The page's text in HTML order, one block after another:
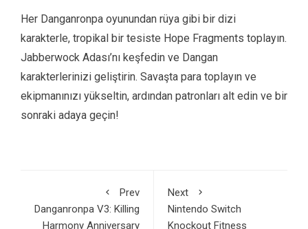
Her Danganronpa oyunundan rüya gibi bir dizi
karakterle, tropikal bir tesiste Hope Fragments toplayın.
Jabberwock Adası’nı keşfedin ve Dangan
karakterlerinizi geliştirin. Savaşta para toplayın ve
ekipmanınızı yükseltin, ardından patronları alt edin ve bir
sonraki adaya geçin!
Prev
Danganronpa V3: Killing
Harmony Anniversary
Next
Nintendo Switch
Knockout Fitness